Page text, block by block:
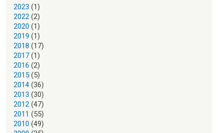
2023 (1)
2022 (2)
2020 (1)
2019 (1)
2018 (17)
2017 (1)
2016 (2)
2015 (5)
2014 (36)
2013 (30)
2012 (47)
2011 (55)
2010 (49)